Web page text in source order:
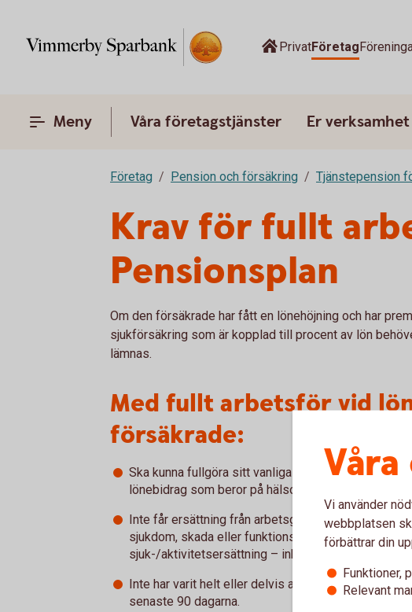
PrivatFöretag
Meny Våra företagstjänster Er verksamhet
Företag Pension och försäkring Tjänstepension
Krav för fullt
Pensionsplan
Om den försäkrade har fått en lönehöjning och har
sjukförsäkring som är kopplad till procent av lön
lämnas.
Med fullt arbetsför vid
försäkrade:
Ska kunna fullgöra sitt vanliga arbete utan
lönebidrag som beror på hälsoskäl.
Inte får ersättning från arbetsgivare eller
sjukdom, skada eller funktionsnedsättning (t ex
sjuk-/aktivitetsersättning – inklusive vilande
Inte har varit helt eller delvis arbetsoförmögen i
senaste 90 dagarna.
Vi använder
webbplatsen
förbättrar din
Funktioner,
Relevant